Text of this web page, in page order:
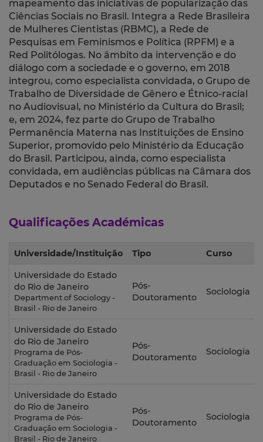
mapeamento das iniciativas de popularização das
Ciências Sociais no Brasil. Integra a Rede Brasileira
de Mulheres Cientistas (RBMC), a Rede de
Pesquisas em Feminismos e Política (RPFM) e a
Red Politólogas. No âmbito da intervenção e do
diálogo com a sociedade e o governo, em 2018
integrou, como especialista convidada, o Grupo de
Trabalho de Diversidade de Gênero e Étnico-racial
no Audiovisual, no Ministério da Cultura do Brasil;
e, em 2024, fez parte do Grupo de Trabalho
Permanência Materna nas Instituições de Ensino
Superior, promovido pelo Ministério da Educação
do Brasil. Participou, ainda, como especialista
convidada, em audiências públicas na Câmara dos
Deputados e no Senado Federal do Brasil.
Qualificações Académicas
Universidade/Instituição Tipo Curso
Universidade do Estado
do Rio de Janeiro
Department of Sociology -
Brasil - Rio de Janeiro
Pós-
Doutoramento
Sociologia
Universidade do Estado
do Rio de Janeiro
Programa de Pós-
Graduação em Sociologia -
Brasil - Rio de Janeiro
Pós-
Doutoramento
Sociologia
Universidade do Estado
do Rio de Janeiro
Programa de Pós-
Graduação em Sociologia -
Brasil - Rio de Janeiro
Pós-
Doutoramento
Sociologia